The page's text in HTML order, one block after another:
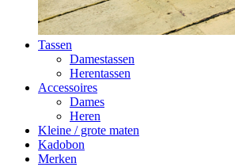
Tassen
Damestassen
Herentassen
Accessoires
Dames
Heren
Kleine / grote maten
Kadobon
Merken